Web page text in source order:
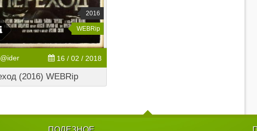
2016
WEBRip
16 / 02 / 2018
(2016) WEBRip